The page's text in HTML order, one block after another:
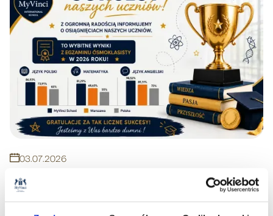
03.07.2026
Wyniki Egzaminu Ósmoklasisty 2026
Czytaj więcej